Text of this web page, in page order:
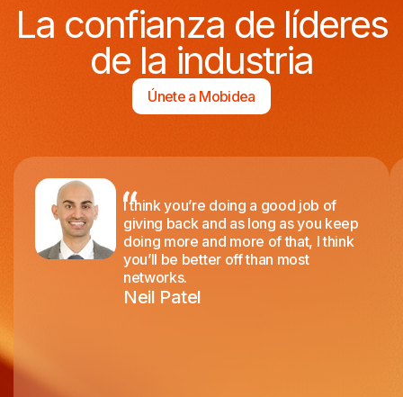
La confianza de líderes
de la industria
Únete a Mobidea
I think you’re doing a good job of
giving back and as long as you keep
doing more and more of that, I think
you’ll be better off than most
networks.
Neil Patel